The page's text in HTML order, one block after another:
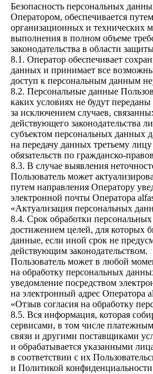
Безопасность персональных
Оператором, обеспечивается
организационных и технических
выполнения в полном объеме
законодательства в области
8.1. Оператор обеспечивает
данных и принимает все
доступ к персональным данным
8.2. Персональные данные
каких условиях не будут
за исключением случаев,
действующего законодательства
субъектом персональных данных
на передачу данных третьему
обязательств по гражданско-
8.3. В случае выявления
Пользователь может
путем направления Оператору
электронной почты Оператора
«Актуализация персональных
8.4. Срок обработки
достижением целей, для которых
данные, если иной срок не
действующим законодательством.
Пользователь может в любой
на обработку персональных
уведомление посредством
на электронный адрес Оператора
«Отзыв согласия на обработку
8.5. Вся информация, которая
сервисами, в том числе
связи и другими поставщиками
и обрабатывается указанными
в соответствии с их
и Политикой